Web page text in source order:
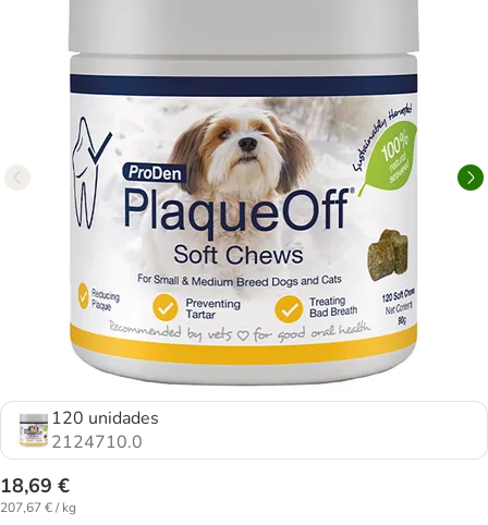
120 unidades
2124710.0
18,69 €
207,67 € / kg